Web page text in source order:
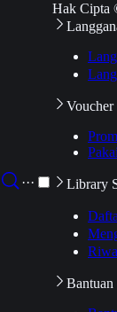
···
Hak Cipta
Voucher
Library
Bantuan